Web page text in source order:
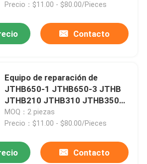
Precio：$11.00 - $80.00/Pieces
Contacto
Equipo de reparación de
JTHB650-1 JTHB650-3 JTHB
JTHB210 JTHB310 JTHB350
JTHB450 JTHB650 para el
excavador Spare Parts
MOQ：2 piezas
Precio：$11.00 - $80.00/Pieces
Contacto